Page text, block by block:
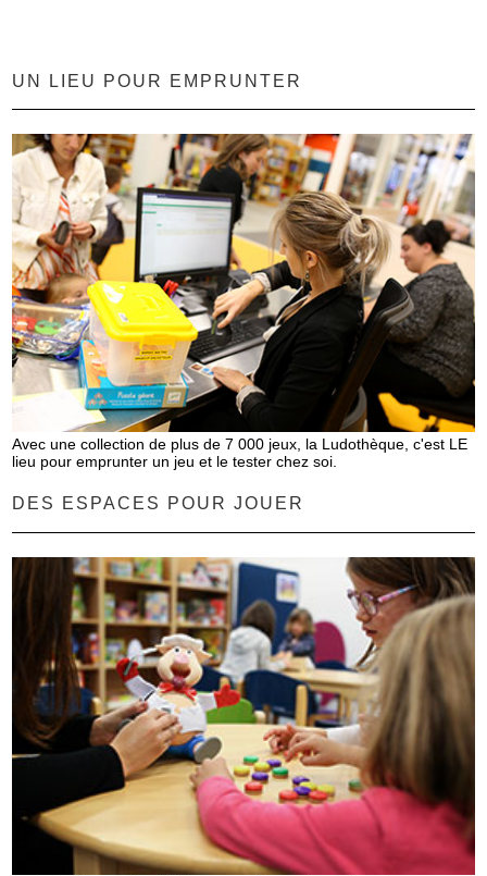
UN LIEU POUR EMPRUNTER
Avec une collection de plus de 7 000 jeux, la Ludothèque, c'est LE
lieu pour emprunter un jeu et le tester chez soi.
DES ESPACES POUR JOUER